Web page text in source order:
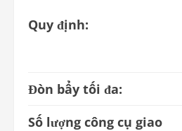
Quy định:
Đòn bẩy tối đa:
Số lượng công cụ giao